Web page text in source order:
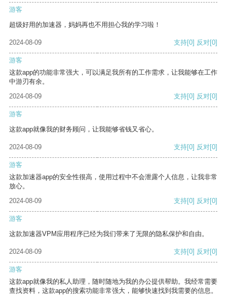
游客
超级好用的加速器，妈妈再也不用担心我的学习啦！
2024-08-09 支持[0] 反对[0]
游客
这款app的功能非常强大，可以满足我所有的工作需求，让我能够在工作
中游刃有余。
2024-08-09
支持[0] 反对[0]
游客
这款app就像我的财务顾问，让我能够省钱又省心。
2024-08-09 支持[0] 反对[0]
游客
这款加速器app的安全性很高，使用过程中不会泄露个人信息，让我非常
放心。
2024-08-09
支持[0] 反对[0]
游客
这款加速器VPM应用程序已经为我们带来了无限的隐私保护和自由。
2024-08-09 支持[0] 反对[0]
游客
这款app就像我的私人助理，随时随地为我的办公提供帮助。我经常需要
查找资料，这款app的搜索功能非常强大，能够快速找到我需要的信息。